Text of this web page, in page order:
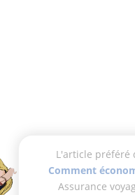
L'article
Comment